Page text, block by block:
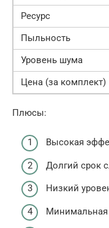
Ресурс
Пыльность
Уровень шума
Цена (за комплект)
Плюсы:
Высокая
Долгий срок
Низкий